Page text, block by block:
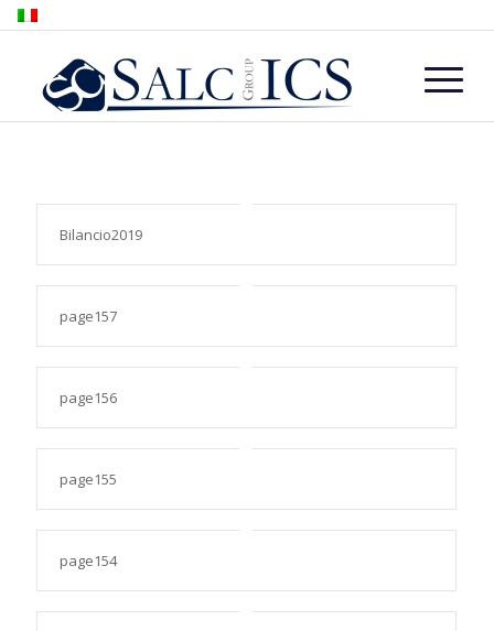
Bilancio2019
page157
page156
page155
page154